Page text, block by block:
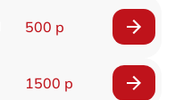
500 р
1500 р